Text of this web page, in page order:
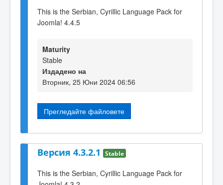
This is the Serbian, Cyrillic Language Pack for
Joomla! 4.4.5
Maturity
Stable
Издадено на
Вторник, 25 Юни 2024 06:56
Прегледайте файловете
Версия 4.3.2.1 Stable
This is the Serbian, Cyrillic Language Pack for